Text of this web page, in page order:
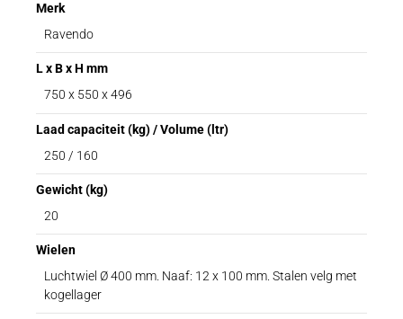
Merk
Ravendo
L x B x H mm
750 x 550 x 496
Laad capaciteit (kg) / Volume (ltr)
250 / 160
Gewicht (kg)
20
Wielen
Luchtwiel Ø 400 mm. Naaf: 12 x 100 mm. Stalen velg met
kogellager